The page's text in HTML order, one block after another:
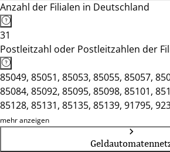
Anzahl der Filialen in Deutschland
31
Postleitzahl oder Postleitzahlen der
85049, 85051, 85053, 85055, 85057,
85084, 85092, 85095, 85098, 85101,
85128, 85131, 85135, 85139, 91795,
mehr anzeigen